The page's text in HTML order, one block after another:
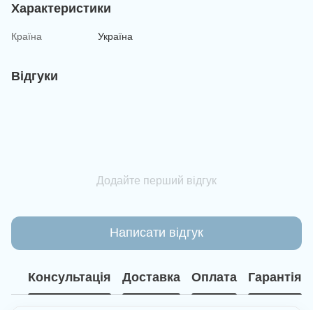
Характеристики
Країна Україна
Відгуки
Додайте перший відгук
Написати відгук
Консультація Доставка Оплата Гарантія